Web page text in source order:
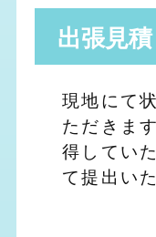
出張見
現地にて
ただきま
得してい
て提出い